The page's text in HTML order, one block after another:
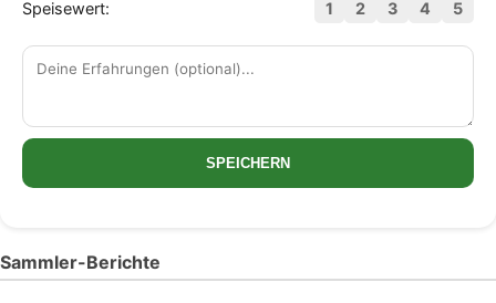
Speisewert: 1 2 3 4 5
SPEICHERN
Sammler-Berichte